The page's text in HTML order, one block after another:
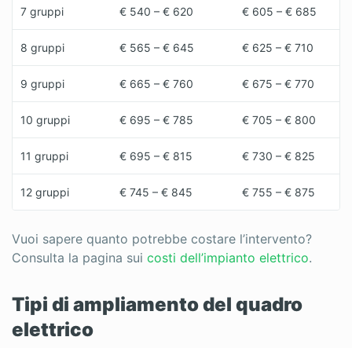
7 gruppi € 540 – € 620 € 605 – € 685
8 gruppi € 565 – € 645 € 625 – € 710
9 gruppi € 665 – € 760 € 675 – € 770
10 gruppi € 695 – € 785 € 705 – € 800
11 gruppi € 695 – € 815 € 730 – € 825
12 gruppi € 745 – € 845 € 755 – € 875
Vuoi sapere quanto potrebbe costare l’intervento?
Consulta la pagina sui costi dell’impianto elettrico.
Tipi di ampliamento del quadro
elettrico